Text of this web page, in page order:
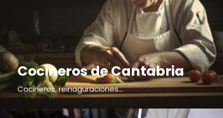
Cocineros de Cantabria
Cocineros, reinaguraciones...